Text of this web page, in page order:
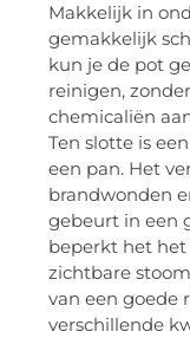
Makkelijk in
gemakkelijk
kun je de pot
reinigen,
chemicaliën
Ten slotte is
een pan. Het
brandwonden
gebeurt in een
beperkt het het
zichtbare
van een goede
verschillende